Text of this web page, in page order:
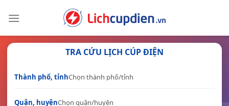
TRA CỨU LỊCH CÚP ĐIỆN
Thành phố, tỉnh
Quận, huyện